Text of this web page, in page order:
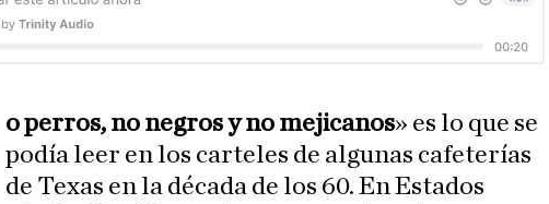
o perros, no negros y no mejicanos» es lo que se
podía leer en los carteles de algunas cafeterías
de Texas en la década de los 60. En Estados